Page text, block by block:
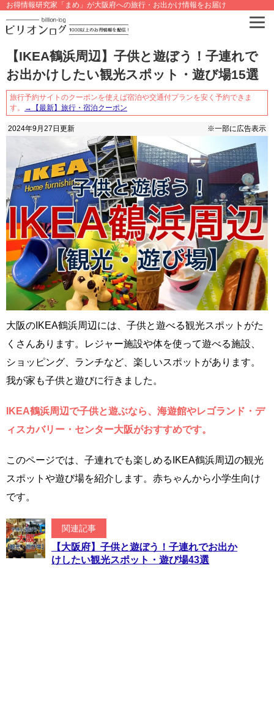
お得情報研究家「まめ」が大阪府への旅行・お出かけ情報をお届け
【IKEA鶴浜周辺】子供と遊ぼう！子連れで
お出かけしたい観光スポット・遊び場15選
旅行予約サイトのクーポンを使えば宿泊や交通付プランを安く予約できま
す。
→【最新】旅行・宿泊クーポン
2024年9月27日 更新 ※一部に広告表示
大阪のIKEA鶴浜周辺には、子供と遊べる観光スポットがた
くさんあります。レジャー施設や体を使って遊べる施設、
ショッピング、ランチなど、楽しいスポットがあります。
我が家も子供と遊びに行きました。
IKEA鶴浜周辺で子供と遊ぶなら、海遊館やレゴランド・デ
ィスカバリー・センター大阪がおすすめです。
このページでは、子連れでも楽しめるIKEA鶴浜周辺の観光
スポットや遊び場を紹介します。赤ちゃんから小学生向け
です。
関連記事
【大阪府】子供と遊ぼう！子連れでお出か
けしたい観光スポット・遊び場43選